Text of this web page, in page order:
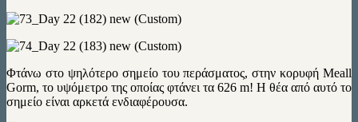
Φτάνω στο ψηλότερο σημείο του περάσματος, στην κορυφή Meall
Gorm, το υψόμετρο της οποίας φτάνει τα 626 m! H θέα από αυτό το
σημείο είναι αρκετά ενδιαφέρουσα.